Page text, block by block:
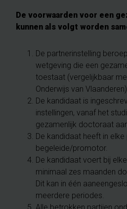
De voorwaarden voor een
kunnen als volgt worden
De partnerinstelling
wetgeving die een
toestaat (vergelijkbaar
Onderwijs van Vlaanderen).
De kandidaat is
instellingen, vanaf het
gezamenlijk doctoraat
De kandidaat heeft in
begeleide/promotor.
De kandidaat voert bij
minimaal zes maanden
Dit kan in één
meerdere periodes.
Alle betrokken partijen